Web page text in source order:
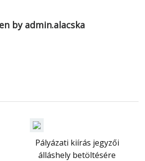
by admin.alacska
Pályázati kiírás jegyzői
álláshely betöltésére